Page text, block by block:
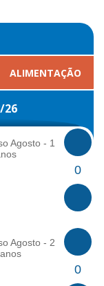
ALIMENTAÇÃO
26
Agosto - 1
0
Agosto - 2
0